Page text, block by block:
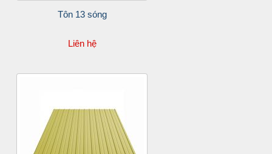
Tôn 13 sóng
Liên hệ